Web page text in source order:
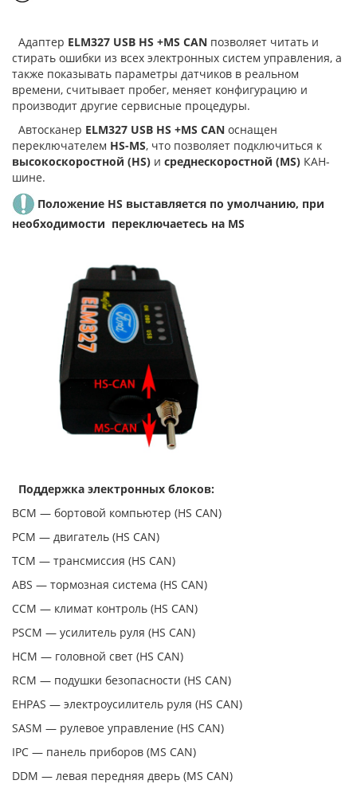
Адаптер ELM327 USB HS +MS CAN позволяет читать и
стирать ошибки из всех электронных систем управления, а
также показывать параметры датчиков в реальном
времени, считывает пробег, меняет конфигурацию и
производит другие сервисные процедуры.
Автосканер ELM327 USB HS +MS CAN оснащен
переключателем HS-MS, что позволяет подключиться к
высокоскоростной (HS) и среднескоростной (MS) КАН-
шине.
Положение HS выставляется по умолчанию, при
необходимости переключаетесь на MS
Поддержка электронных блоков:
BCM — бортовой компьютер (HS CAN)
PCM — двигатель (HS CAN)
TCM — трансмиссия (HS CAN)
ABS — тормозная система (HS CAN)
CCM — климат контроль (HS CAN)
PSCM — усилитель руля (HS CAN)
HCM — головной свет (HS CAN)
RCM — подушки безопасности (HS CAN)
EHPAS — электроусилитель руля (HS CAN)
SASM — рулевое управление (HS CAN)
IPC — панель приборов (MS CAN)
DDM — левая передняя дверь (MS CAN)